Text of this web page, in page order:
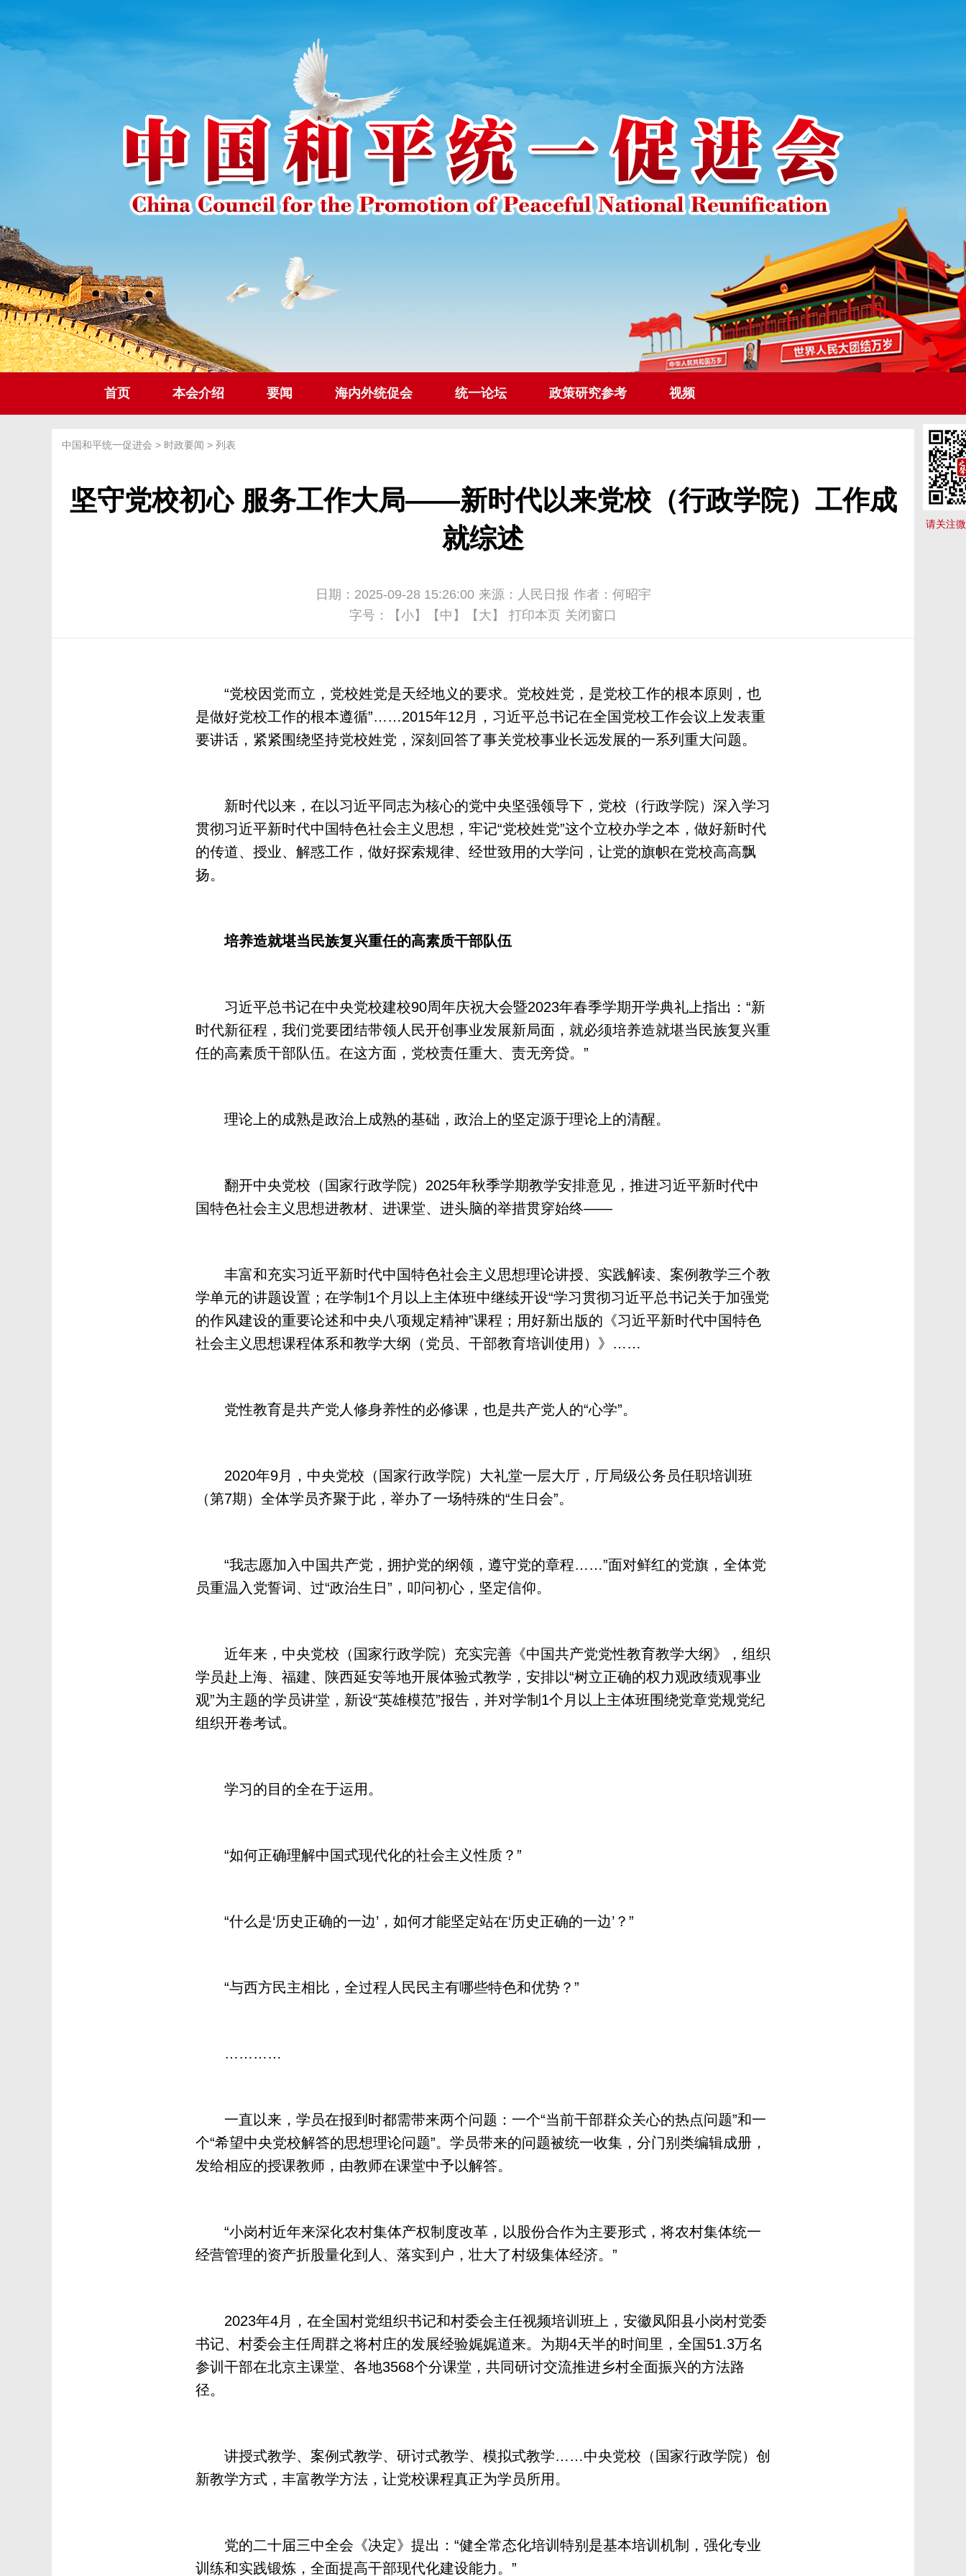
首页 本会介绍 要闻 海内外统促会 统一论坛 政策研究参考 视频
中国和平统一促进会 > 时政要闻 > 列表
坚守党校初心 服务工作大局——新时代以来党校（行政学院）工作成
就综述
日期：2025-09-28 15:26:00 来源：人民日报 作者：何昭宇
字号：
【小】 【中】 【大】 打印本页 关闭窗口
“党校因党而立，党校姓党是天经地义的要求。党校姓党，是党校工作的根本原则，也
是做好党校工作的根本遵循”……2015年12月，习近平总书记在全国党校工作会议上发表重
要讲话，紧紧围绕坚持党校姓党，深刻回答了事关党校事业长远发展的一系列重大问题。
新时代以来，在以习近平同志为核心的党中央坚强领导下，党校（行政学院）深入学习
贯彻习近平新时代中国特色社会主义思想，牢记“党校姓党”这个立校办学之本，做好新时代
的传道、授业、解惑工作，做好探索规律、经世致用的大学问，让党的旗帜在党校高高飘
扬。
培养造就堪当民族复兴重任的高素质干部队伍
习近平总书记在中央党校建校90周年庆祝大会暨2023年春季学期开学典礼上指出：“新
时代新征程，我们党要团结带领人民开创事业发展新局面，就必须培养造就堪当民族复兴重
任的高素质干部队伍。在这方面，党校责任重大、责无旁贷。”
理论上的成熟是政治上成熟的基础，政治上的坚定源于理论上的清醒。
翻开中央党校（国家行政学院）2025年秋季学期教学安排意见，推进习近平新时代中
国特色社会主义思想进教材、进课堂、进头脑的举措贯穿始终——
丰富和充实习近平新时代中国特色社会主义思想理论讲授、实践解读、案例教学三个教
学单元的讲题设置；在学制1个月以上主体班中继续开设“学习贯彻习近平总书记关于加强党
的作风建设的重要论述和中央八项规定精神”课程；用好新出版的《习近平新时代中国特色
社会主义思想课程体系和教学大纲（党员、干部教育培训使用）》……
党性教育是共产党人修身养性的必修课，也是共产党人的“心学”。
2020年9月，中央党校（国家行政学院）大礼堂一层大厅，厅局级公务员任职培训班
（第7期）全体学员齐聚于此，举办了一场特殊的“生日会”。
“我志愿加入中国共产党，拥护党的纲领，遵守党的章程……”面对鲜红的党旗，全体党
员重温入党誓词、过“政治生日”，叩问初心，坚定信仰。
近年来，中央党校（国家行政学院）充实完善《中国共产党党性教育教学大纲》，组织
学员赴上海、福建、陕西延安等地开展体验式教学，安排以“树立正确的权力观政绩观事业
观”为主题的学员讲堂，新设“英雄模范”报告，并对学制1个月以上主体班围绕党章党规党纪
组织开卷考试。
学习的目的全在于运用。
“如何正确理解中国式现代化的社会主义性质？”
“什么是‘历史正确的一边’，如何才能坚定站在‘历史正确的一边’？”
“与西方民主相比，全过程人民民主有哪些特色和优势？”
…………
一直以来，学员在报到时都需带来两个问题：一个“当前干部群众关心的热点问题”和一
个“希望中央党校解答的思想理论问题”。学员带来的问题被统一收集，分门别类编辑成册，
发给相应的授课教师，由教师在课堂中予以解答。
“小岗村近年来深化农村集体产权制度改革，以股份合作为主要形式，将农村集体统一
经营管理的资产折股量化到人、落实到户，壮大了村级集体经济。”
2023年4月，在全国村党组织书记和村委会主任视频培训班上，安徽凤阳县小岗村党委
书记、村委会主任周群之将村庄的发展经验娓娓道来。为期4天半的时间里，全国51.3万名
参训干部在北京主课堂、各地3568个分课堂，共同研讨交流推进乡村全面振兴的方法路
径。
讲授式教学、案例式教学、研讨式教学、模拟式教学……中央党校（国家行政学院）创
新教学方式，丰富教学方法，让党校课程真正为学员所用。
党的二十届三中全会《决定》提出：“健全常态化培训特别是基本培训机制，强化专业
训练和实践锻炼，全面提高干部现代化建设能力。”
请关注